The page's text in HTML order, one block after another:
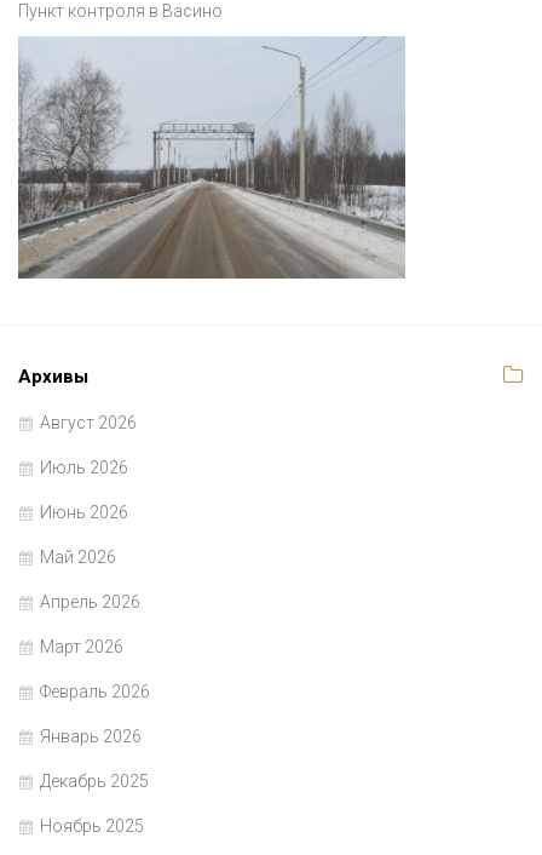
Пункт контроля в Васино
Архивы
Август 2026
Июль 2026
Июнь 2026
Май 2026
Апрель 2026
Март 2026
Февраль 2026
Январь 2026
Декабрь 2025
Ноябрь 2025